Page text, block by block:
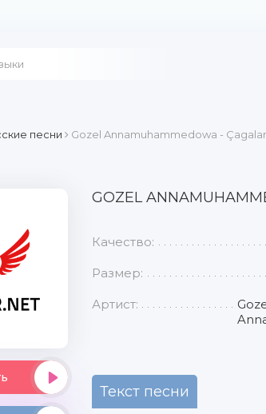
песни Gozel Annamuhammedowa -
GOZEL
Качество:
Размер:
Артист:
Текст песни